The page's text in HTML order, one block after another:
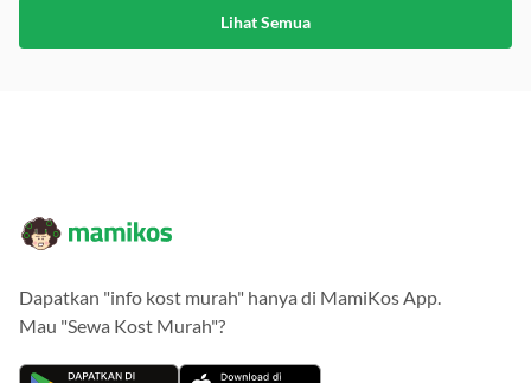
Lihat Semua
Dapatkan "info kost murah" hanya di MamiKos App.
Mau "Sewa Kost Murah"?